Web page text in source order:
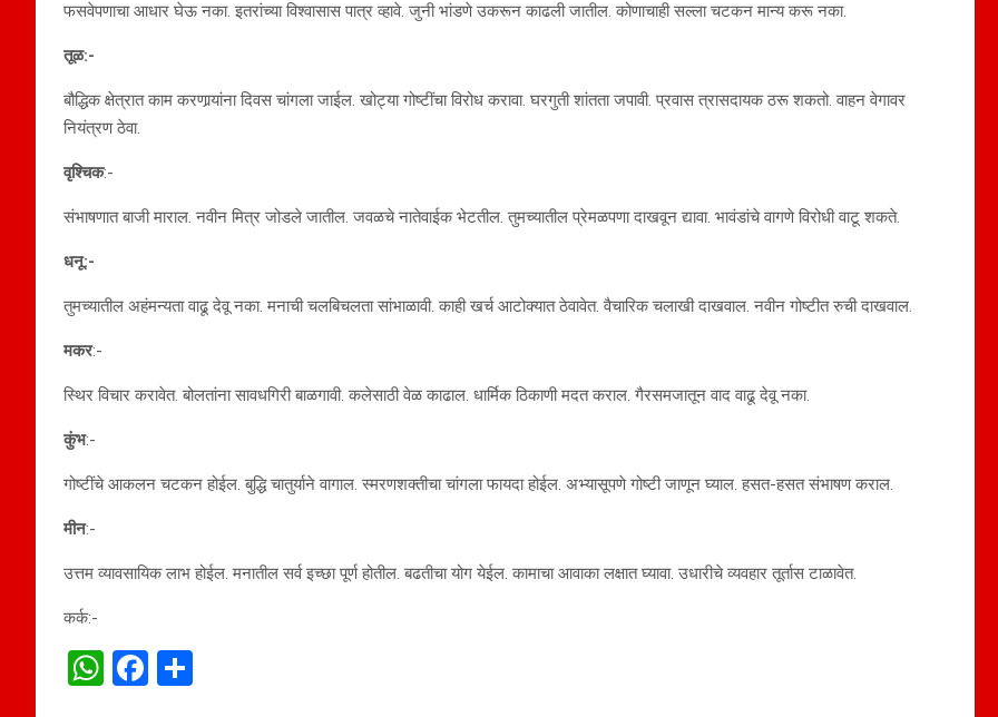
फसवेपणाचा आधार घेऊ नका. इतरांच्या विश्वासास पात्र व्हावे. जुनी भांडणे उकरून काढली जातील. कोणाचाही सल्ला चटकन मान्य करू नका.
तूळ:-
बौद्धिक क्षेत्रात काम करणार्‍यांना दिवस चांगला जाईल. खोट्या गोष्टींचा विरोध करावा. घरगुती शांतता जपावी. प्रवास त्रासदायक ठरू शकतो. वाहन वेगावर
नियंत्रण ठेवा.
वृश्चिक:-
संभाषणात बाजी माराल. नवीन मित्र जोडले जातील. जवळचे नातेवाईक भेटतील. तुमच्यातील प्रेमळपणा दाखवून द्यावा. भावंडांचे वागणे विरोधी वाटू शकते.
धनू:-
तुमच्यातील अहंमन्यता वाढू देवू नका. मनाची चलबिचलता सांभाळावी. काही खर्च आटोक्यात ठेवावेत. वैचारिक चलाखी दाखवाल. नवीन गोष्टीत रुची दाखवाल.
मकर:-
स्थिर विचार करावेत. बोलतांना सावधगिरी बाळगावी. कलेसाठी वेळ काढाल. धार्मिक ठिकाणी मदत कराल. गैरसमजातून वाद वाढू देवू नका.
कुंभ:-
गोष्टींचे आकलन चटकन होईल. बुद्धि चातुर्याने वागाल. स्मरणशक्तीचा चांगला फायदा होईल. अभ्यासूपणे गोष्टी जाणून घ्याल. हसत-हसत संभाषण कराल.
मीन:-
उत्तम व्यावसायिक लाभ होईल. मनातील सर्व इच्छा पूर्ण होतील. बढतीचा योग येईल. कामाचा आवाका लक्षात घ्यावा. उधारीचे व्यवहार तूर्तास टाळावेत.
कर्क:-
W
F